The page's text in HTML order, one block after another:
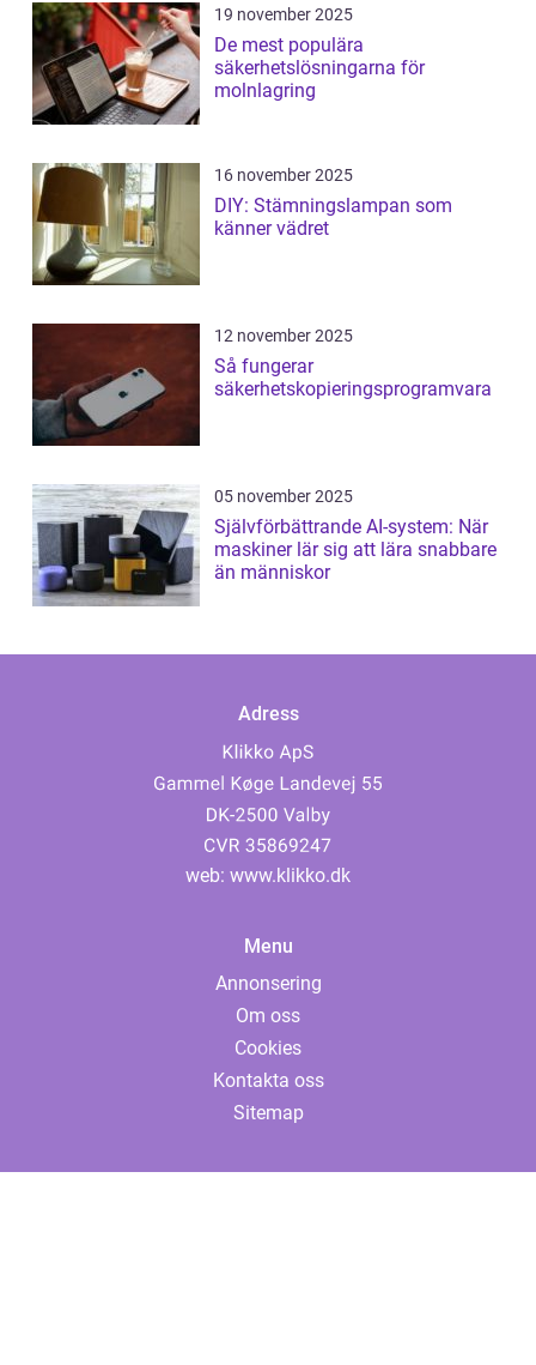
19 november 2025
De mest populära
säkerhetslösningarna för
molnlagring
16 november 2025
DIY: Stämningslampan som
känner vädret
12 november 2025
Så fungerar
säkerhetskopieringsprogramvara
05 november 2025
Självförbättrande AI-system: När
maskiner lär sig att lära snabbare
än människor
Adress
web: www.klikko.dk
Menu
Annonsering
Om oss
Cookies
Kontakta oss
Sitemap